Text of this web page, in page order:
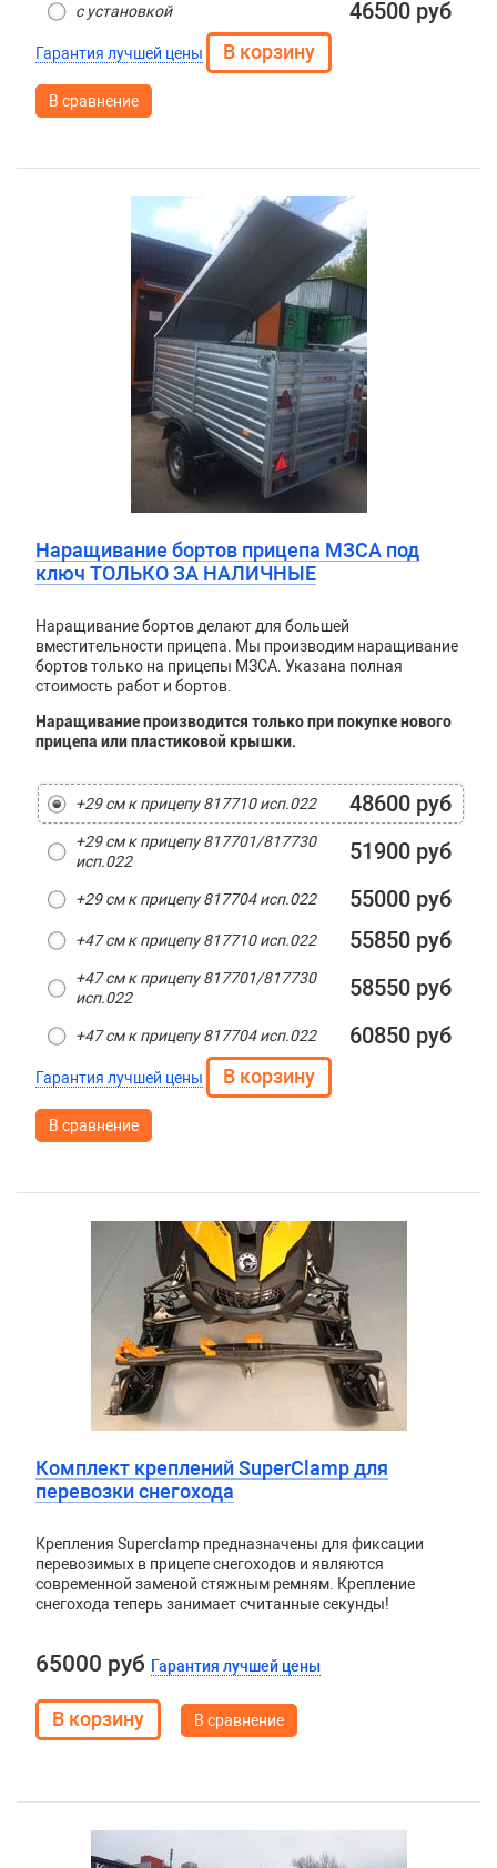
с установкой 46500 руб
Гарантия лучшей цены
В сравнение
Наращивание бортов прицепа МЗСА под
ключ ТОЛЬКО ЗА НАЛИЧНЫЕ
Наращивание бортов делают для большей
вместительности прицепа. Мы производим наращивание
бортов только на прицепы МЗСА. Указана полная
стоимость работ и бортов.
Наращивание производится только при покупке нового
прицепа или пластиковой крышки.
+29 см к прицепу 817710 исп.022 48600 руб
+29 см к прицепу 817701/817730
исп.022
51900 руб
+29 см к прицепу 817704 исп.022 55000 руб
+47 см к прицепу 817710 исп.022 55850 руб
+47 см к прицепу 817701/817730
исп.022
58550 руб
+47 см к прицепу 817704 исп.022 60850 руб
Гарантия лучшей цены
В сравнение
Комплект креплений SuperClamp для
перевозки снегохода
Крепления Superclamp предназначены для фиксации
перевозимых в прицепе снегоходов и являются
современной заменой стяжным ремням. Крепление
снегохода теперь занимает считанные секунды!
65000 руб Гарантия лучшей цены
В сравнение